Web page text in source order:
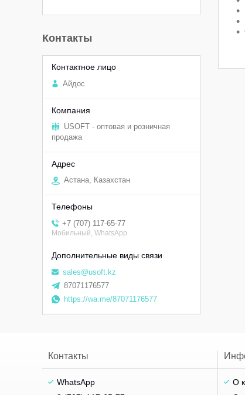
Контакты
Aйдоc
USOFT - оптовая и розничная
продажа
Астана, Казахстан
+7 (707) 117-65-77
Мобильный, WhatsApp
sales@usoft.kz
87071176577
https://wa.me/87071176577
Контакты
WhatsApp
О